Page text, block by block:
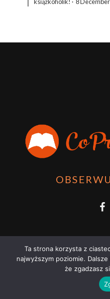
książkoholik! · 8
COPRZECZYTAĆ.PL 2021 |
Ta strona korzysta z
najwyższym poziomie.
że zgadzasz